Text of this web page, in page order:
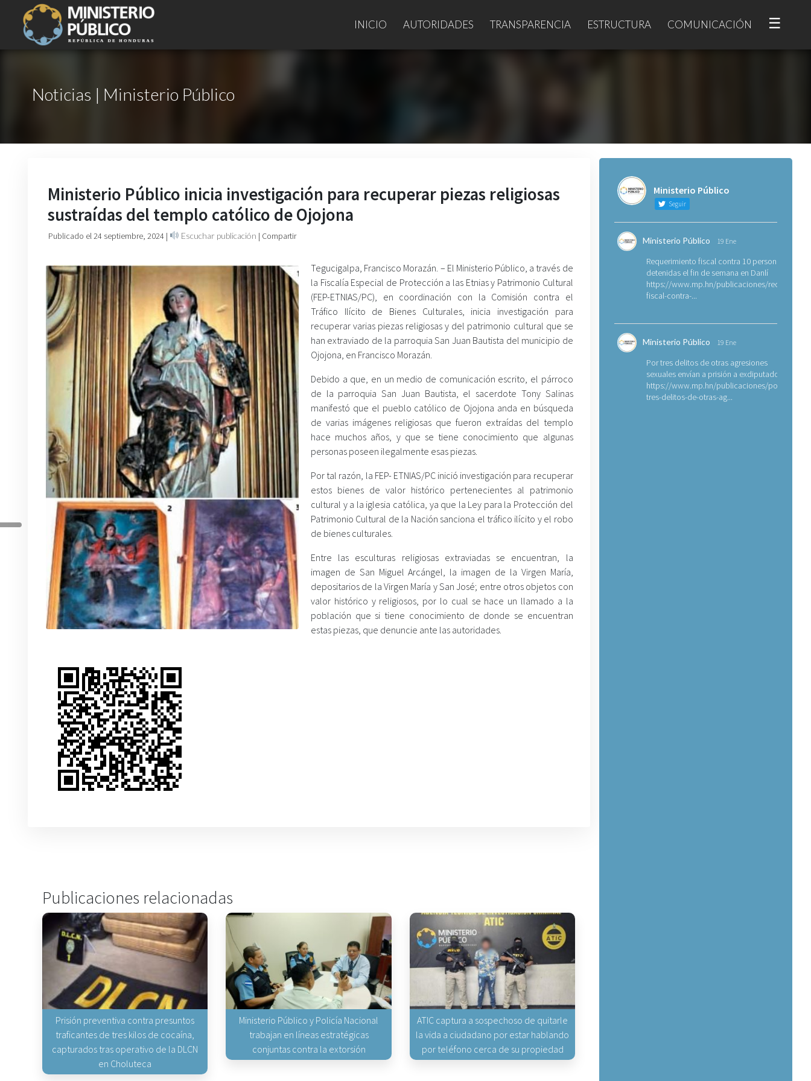
INICIO AUTORIDADES TRANSPARENCIA ESTRUCTURA COMUNICACIÓN ☰
Noticias | Ministerio Público
Ministerio Público inicia investigación para recuperar piezas religiosas
sustraídas del templo católico de Ojojona
Publicado el 24 septiembre, 2024 | Escuchar publicación | Compartir
Tegucigalpa, Francisco Morazán. – El Ministerio Público, a través de
la Fiscalía Especial de Protección a las Etnias y Patrimonio Cultural
(FEP-ETNIAS/PC), en coordinación con la Comisión contra el
Tráfico Ilícito de Bienes Culturales, inicia investigación para
recuperar varias piezas religiosas y del patrimonio cultural que se
han extraviado de la parroquia San Juan Bautista del municipio de
Ojojona, en Francisco Morazán.
Debido a que, en un medio de comunicación escrito, el párroco
de la parroquia San Juan Bautista, el sacerdote Tony Salinas
manifestó que el pueblo católico de Ojojona anda en búsqueda
de varias imágenes religiosas que fueron extraídas del templo
hace muchos años, y que se tiene conocimiento que algunas
personas poseen ilegalmente esas piezas.
Por tal razón, la FEP- ETNIAS/PC inició investigación para recuperar
estos bienes de valor histórico pertenecientes al patrimonio
cultural y a la iglesia católica, ya que la Ley para la Protección del
Patrimonio Cultural de la Nación sanciona el tráfico ilícito y el robo
de bienes culturales.
Entre las esculturas religiosas extraviadas se encuentran, la
imagen de San Miguel Arcángel, la imagen de la Virgen María,
depositarios de la Virgen María y San José; entre otros objetos con
valor histórico y religiosos, por lo cual se hace un llamado a la
población que si tiene conocimiento de donde se encuentran
estas piezas, que denuncie ante las autoridades.
Publicaciones relacionadas
Prisión preventiva contra presuntos
traficantes de tres kilos de cocaína,
capturados tras operativo de la DLCN
en Choluteca
Ministerio Público y Policía Nacional
trabajan en líneas estratégicas
conjuntas contra la extorsión
ATIC captura a sospechoso de quitarle
la vida a ciudadano por estar hablando
por teléfono cerca de su propiedad
Ministerio Público
Seguir
Ministerio Público 19 Ene
Requerimiento fiscal contra 10 personas
detenidas el fin de semana en Danlí
https://www.mp.hn/publicaciones/
fiscal-contra-...
Ministerio Público 19 Ene
Por tres delitos de otras agresiones
sexuales envían a prisión a exdiputado
https://www.mp.hn/publicaciones/por-
tres-delitos-de-otras-ag...